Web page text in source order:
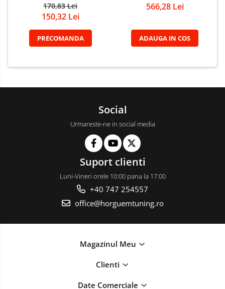
170,83 Lei
150,32 Lei
PRECOMANDA
566,28 Lei
ADAUGA IN COS
Social
Urmareste-ne in social media
Suport clienti
Luni-Vineri orele 10:00 pana la 17:00
+40 747 254557
office@horguemtuning.ro
Magazinul Meu
Clienti
Date Comerciale